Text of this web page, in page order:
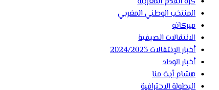
المنتخب الوطني المغربي
ميركاتو
الانتقالات الصيفية
أخبار الإنتقالات 2024/2023
أخبار الوداد
هشام أيت منا
البطولة الاحترافية